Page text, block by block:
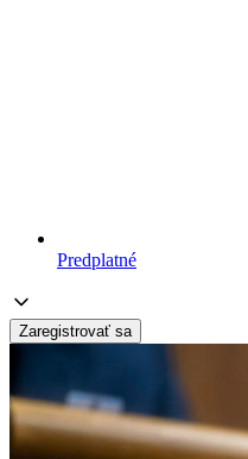
Predplatné
Zaregistrovať sa